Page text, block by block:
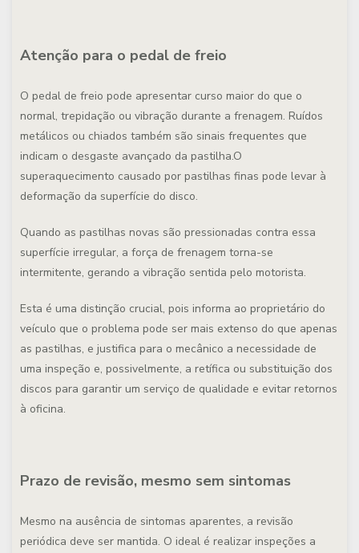
Atenção para o pedal de freio
O pedal de freio pode apresentar curso maior do que o
normal, trepidação ou vibração durante a frenagem. Ruídos
metálicos ou chiados também são sinais frequentes que
indicam o desgaste avançado da pastilha.O
superaquecimento causado por pastilhas finas pode levar à
deformação da superfície do disco.
Quando as pastilhas novas são pressionadas contra essa
superfície irregular, a força de frenagem torna-se
intermitente, gerando a vibração sentida pelo motorista.
Esta é uma distinção crucial, pois informa ao proprietário do
veículo que o problema pode ser mais extenso do que apenas
as pastilhas, e justifica para o mecânico a necessidade de
uma inspeção e, possivelmente, a retífica ou substituição dos
discos para garantir um serviço de qualidade e evitar retornos
à oficina.
Prazo de revisão, mesmo sem sintomas
Mesmo na ausência de sintomas aparentes, a revisão
periódica deve ser mantida. O ideal é realizar inspeções a